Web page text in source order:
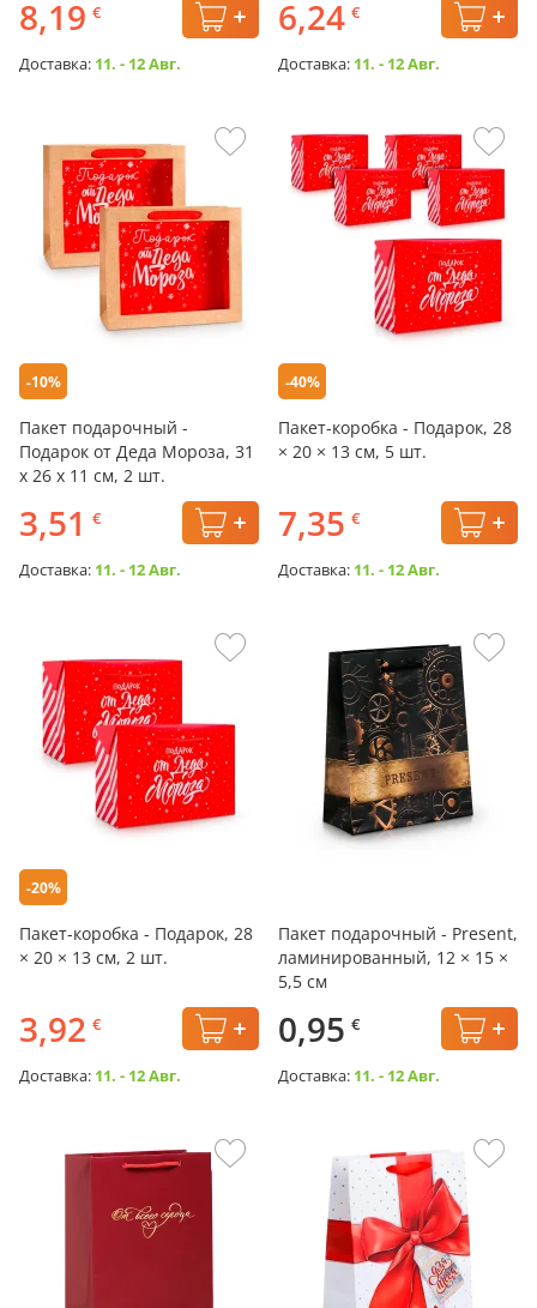
8,19 €
Доставка: 11. - 12 Авг.
6,24 €
Доставка: 11. - 12 Авг.
-10%
Пакет подарочный -
Подарок от Деда Мороза, 31
х 26 х 11 см, 2 шт.
3,51 €
Доставка: 11. - 12 Авг.
-40%
Пакет-коробка - Подарок, 28
× 20 × 13 см, 5 шт.
7,35 €
Доставка: 11. - 12 Авг.
-20%
Пакет-коробка - Подарок, 28
× 20 × 13 см, 2 шт.
3,92 €
Доставка: 11. - 12 Авг.
Пакет подарочный - Present,
ламинированный, 12 × 15 ×
5,5 см
0,95 €
Доставка: 11. - 12 Авг.